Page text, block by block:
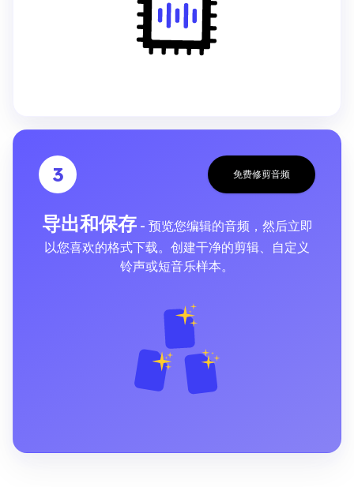
3 免费修剪音频
导出和保存- 预览您编辑的音频，然后立即
以您喜欢的格式下载。创建干净的剪辑、自定义
铃声或短音乐样本。